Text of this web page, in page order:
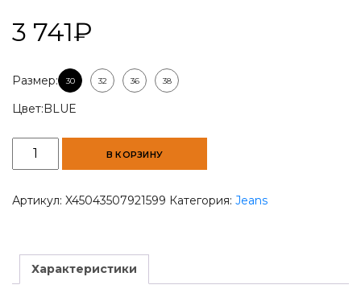
3 741₽
Размер: 30 32 36 38
Цвет: BLUE
Количество
товара
Slim
Wash
Jeans
В КОРЗИНУ
Артикул: X45043507921599 Категория: Jeans
Характеристики